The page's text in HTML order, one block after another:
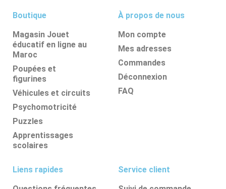
Boutique
Magasin Jouet
éducatif en ligne au
Maroc
Poupées et
figurines
Véhicules et circuits
Psychomotricité
Puzzles
Apprentissages
scolaires
À propos de nous
Mon compte
Mes adresses
Commandes
Déconnexion
FAQ
Liens rapides
Service client